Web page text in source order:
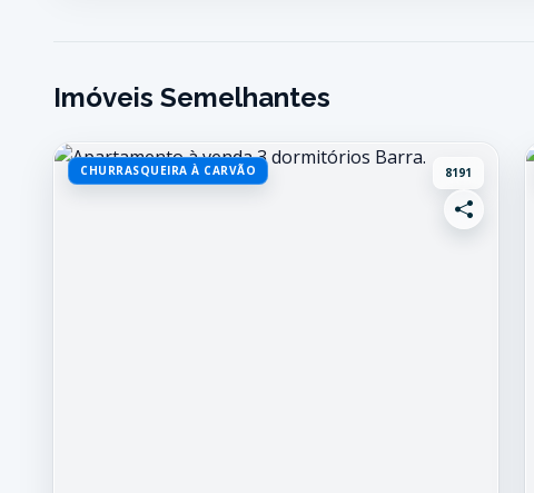
Imóveis Semelhantes
CHURRASQUEIRA À CARVÃO 8191